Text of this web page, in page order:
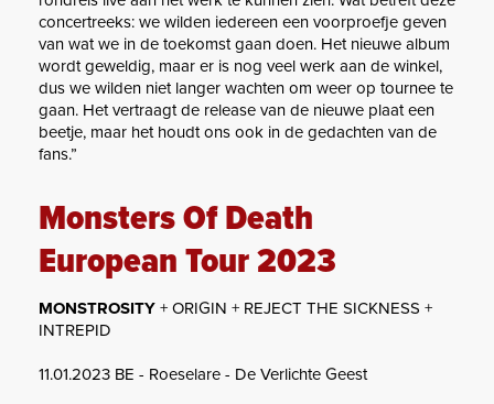
concertreeks: we wilden iedereen een voorproefje geven
van wat we in de toekomst gaan doen. Het nieuwe album
wordt geweldig, maar er is nog veel werk aan de winkel,
dus we wilden niet langer wachten om weer op tournee te
gaan. Het vertraagt ​​de release van de nieuwe plaat een ​​
beetje, maar het houdt ons ook in de gedachten van de
fans.”
Monsters Of Death
European Tour 2023
MONSTROSITY + ORIGIN + REJECT THE SICKNESS +
INTREPID
11.01.2023 BE - Roeselare - De Verlichte Geest